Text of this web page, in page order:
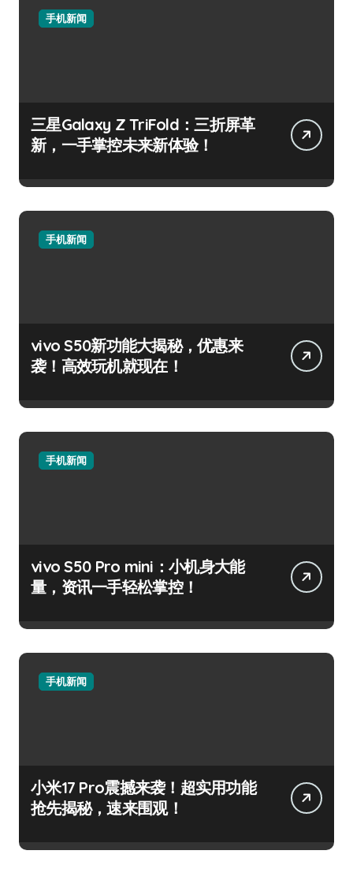
手机新闻
三星Galaxy Z TriFold：三折屏革
新，一手掌控未来新体验！
手机新闻
vivo S50新功能大揭秘，优惠来
袭！高效玩机就现在！
手机新闻
vivo S50 Pro mini：小机身大能
量，资讯一手轻松掌控！
手机新闻
小米17 Pro震撼来袭！超实用功能
抢先揭秘，速来围观！